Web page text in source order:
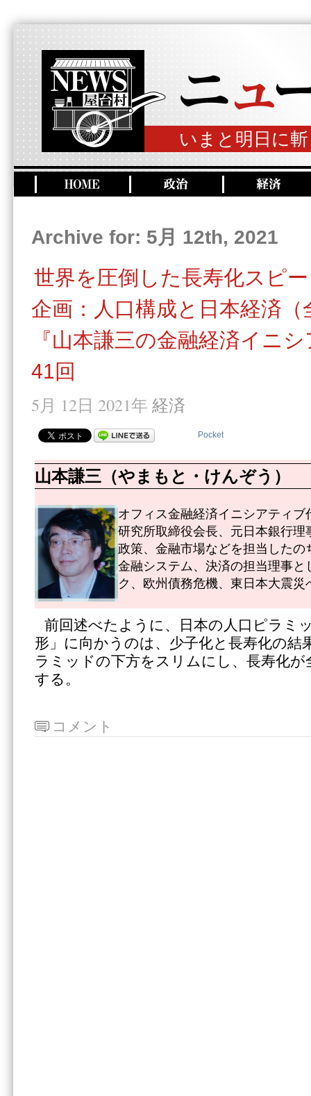
いまと明日に
Archive for: 5月 12th, 2021
世界を圧倒した長寿化スピ
企画：人口構成と日本経済（
『山本謙三の金融経済イニ
41回
5月 12日 2021年 経済
Pocket
山本謙三（やまもと・けんぞう）
オフィス金融経済イニシアティ
研究所取締役会長、元日本銀行
政策、金融市場などを担当した
金融システム、決済の担当理事
ク、欧州債務危機、東日本大震災
前回述べたように、日本の人口ピラミ
形」に向かうのは、少子化と長寿化の結
ラミッドの下方をスリムにし、長寿化が
する。
コメント